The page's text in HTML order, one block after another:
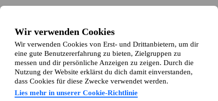
Wir verwenden Cookies
Wir verwenden Cookies von Erst- und Drittanbietern, um dir
eine gute Benutzererfahrung zu bieten, Zielgruppen zu
messen und dir persönliche Anzeigen zu zeigen. Durch die
Nutzung der Website erklärst du dich damit einverstanden,
dass Cookies für diese Zwecke verwendet werden.
Lies mehr in unserer Cookie-Richtlinie
Einfache Registrierung in 2 Minuten
Jetzt gratis loslegen
Loslegen
Jetzt gratis loslegen Anzeigen suchenAnmelden
Mehr lesen
Neuigkeiten und Tipps
Über Wohnungsswap.de